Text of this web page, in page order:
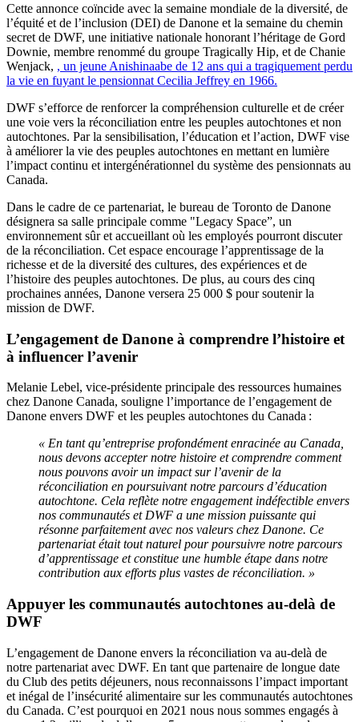
Cette annonce coïncide avec la semaine mondiale de la diversité, de
l’équité et de l’inclusion (DEI) de Danone et la semaine du chemin
secret de DWF, une initiative nationale honorant l’héritage de Gord
Downie, membre renommé du groupe Tragically Hip, et de Chanie
Wenjack, , un jeune Anishinaabe de 12 ans qui a tragiquement perdu
la vie en fuyant le pensionnat Cecilia Jeffrey en 1966.
DWF s’efforce de renforcerla compréhension culturelle et de créer
une voie vers la réconciliation entre les peuples autochtones et non
autochtones. Par la sensibilisation, l’éducation et l’action, DWF vise
à améliorerla vie des peuples autochtones en mettant en lumière
l’impact continu et intergénérationnel du système des pensionnats au
Canada.
Dans le cadre de ce partenariat, le bureau de Toronto de Danone
désignera sa salle principale comme "Legacy Space”, un
environnement sûr et accueillant où les employés pourront discuter
de la réconciliation. Cet espace encourage l’apprentissage de la
richesse et de la diversité des cultures, des expériences et de
l’histoire des peuples autochtones. De plus, au cours des cinq
prochaines années, Danone versera 25 000 $ pour soutenir la
mission de DWF.
L’engagement de Danone à comprendre l’histoire et
à influencer l’avenir
Melanie Lebel, vice-présidente principale des ressources humaines
chez Danone Canada, souligne l’importance de l’engagement de
Danone envers DWF et les peuples autochtones du Canada :
« En tantqu’entreprise profondément enracinée au Canada,
nous devons accepternotre histoire etcomprendre comment
nous pouvons avoirun impact sur l’avenirde la
réconciliation en poursuivant notre parcours d’éducation
autochtone. Cela reflète notre engagement indéfectible envers
nos communautés et DWF a une mission puissante qui
résonne parfaitementavec nos valeurs chez Danone. Ce
partenariat étaittout naturel pourpoursuivre notre parcours
d’apprentissage etconstitue une humble étape dans notre
contribution aux efforts plus vastes de réconciliation. »
Appuyer les communautés autochtones au-delà de
DWF
L’engagement de Danone envers la réconciliation va au-delà de
notre partenariat avec DWF. En tant que partenaire de longue date
du Club des petits déjeuners, nous reconnaissons l’impact important
et inégal de l’insécurité alimentaire sur les communautés autochtones
du Canada. C’est pourquoi en 2021 nous nous sommes engagés à